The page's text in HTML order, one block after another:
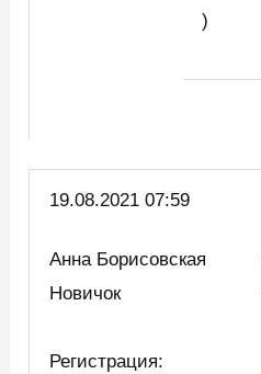
)
19.08.2021 07:59
Анна Борисовская
Новичок
Регистрация: